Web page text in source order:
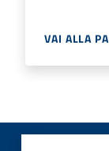
VAI ALLA